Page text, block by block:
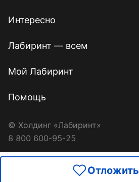
Отложить
Интересно
Лабиринт — всем
Мой Лабиринт
Помощь
© Холдинг «Лабиринт»
8 800 600-95-25